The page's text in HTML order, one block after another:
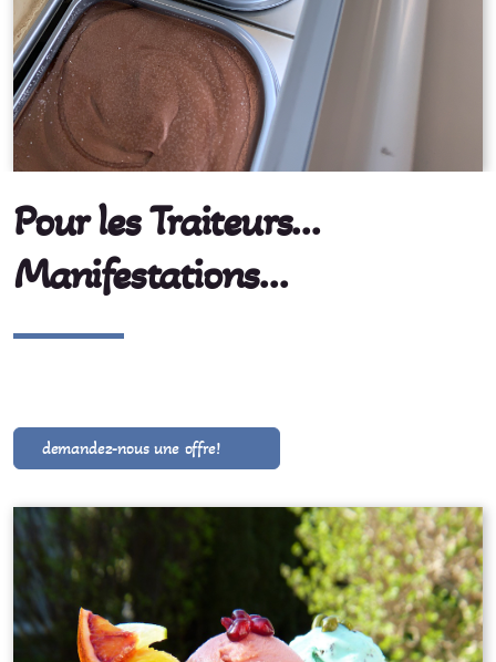
Pour les Traiteurs...
Manifestations...
demandez-nous une offre!